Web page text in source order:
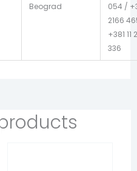
Beograd
054 /
2166
+381 11
336